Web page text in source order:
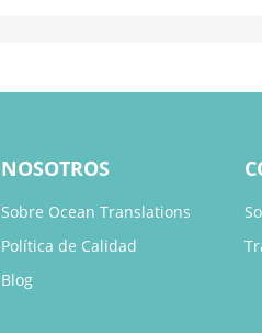
NOSOTROS
Sobre Ocean Translations
Política de Calidad
Blog